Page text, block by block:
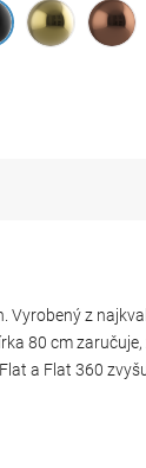
z
80 cm
a Flat 360